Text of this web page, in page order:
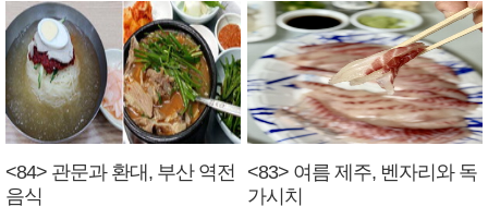
<84> 관문과 환대, 부산 역전
음식
<83> 여름 제주, 벤자리와 독
가시치